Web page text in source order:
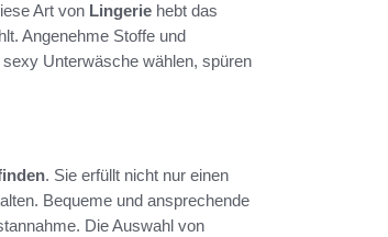
Art von Lingerie hebt das
Angenehme Stoffe und
Unterwäsche wählen, spüren
. Sie erfüllt nicht nur einen
Bequeme und ansprechende
Die Auswahl von